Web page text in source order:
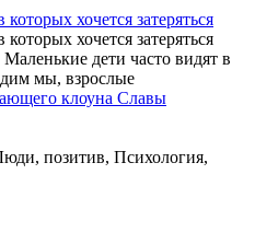
хочется затеряться
хочется затеряться
дети часто видят в
мы, взрослые
позитив, Психология,